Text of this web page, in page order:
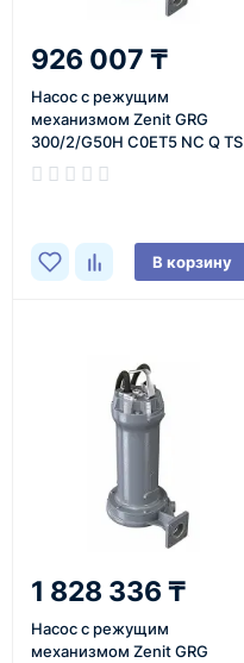
926 007 ₸
Насос с режущим
механизмом Zenit GRG
300/2/G50H C0ET5 NC Q TS
2SIC 10 400 V
В корзину
1 828 336 ₸
Насос с режущим
механизмом Zenit GRG